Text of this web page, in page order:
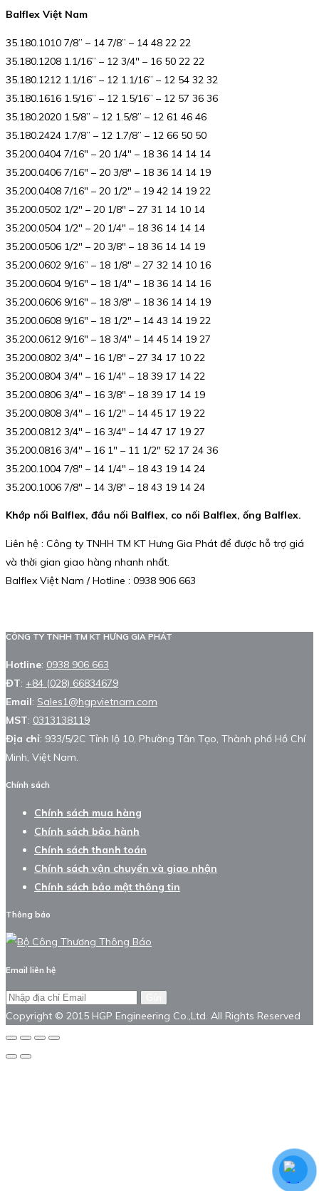
Balflex Việt Nam
35.180.1010 7/8” – 14 7/8” – 14 48 22 22
35.180.1208 1.1/16” – 12 3/4″ – 16 50 22 22
35.180.1212 1.1/16” – 12 1.1/16” – 12 54 32 32
35.180.1616 1.5/16” – 12 1.5/16” – 12 57 36 36
35.180.2020 1.5/8” – 12 1.5/8” – 12 61 46 46
35.180.2424 1.7/8” – 12 1.7/8” – 12 66 50 50
35.200.0404 7/16″ – 20 1/4″ – 18 36 14 14 14
35.200.0406 7/16″ – 20 3/8″ – 18 36 14 14 19
35.200.0408 7/16″ – 20 1/2″ – 19 42 14 19 22
35.200.0502 1/2″ – 20 1/8″ – 27 31 14 10 14
35.200.0504 1/2″ – 20 1/4″ – 18 36 14 14 14
35.200.0506 1/2″ – 20 3/8″ – 18 36 14 14 19
35.200.0602 9/16” – 18 1/8″ – 27 32 14 10 16
35.200.0604 9/16″ – 18 1/4″ – 18 36 14 14 16
35.200.0606 9/16″ – 18 3/8″ – 18 36 14 14 19
35.200.0608 9/16″ – 18 1/2″ – 14 43 14 19 22
35.200.0612 9/16″ – 18 3/4″ – 14 45 14 19 27
35.200.0802 3/4″ – 16 1/8″ – 27 34 17 10 22
35.200.0804 3/4″ – 16 1/4″ – 18 39 17 14 22
35.200.0806 3/4″ – 16 3/8″ – 18 39 17 14 19
35.200.0808 3/4″ – 16 1/2″ – 14 45 17 19 22
35.200.0812 3/4″ – 16 3/4″ – 14 47 17 19 27
35.200.0816 3/4″ – 16 1″ – 11 1/2″ 52 17 24 36
35.200.1004 7/8″ – 14 1/4″ – 18 43 19 14 24
35.200.1006 7/8″ – 14 3/8″ – 18 43 19 14 24
Khớp nối Balflex, đầu nối Balflex, co nối Balflex, ống Balflex.
Liên hệ : Công ty TNHH TM KT Hưng Gia Phát để được hỗ trợ giá
và thời gian giao hàng nhanh nhất.
Balflex Việt Nam / Hotline : 0938 906 663
CÔNG TY TNHH TM KT HƯNG GIA PHÁT
Hotline: 0938 906 663
ĐT: +84 (028) 66834679
Email: Sales1@hgpvietnam.com
MST: 0313138119
Địa chỉ: 933/5/2C Tỉnh lộ 10, Phường Tân Tạo, Thành phố Hồ Chí
Minh, Việt Nam.
Chính sách
Chính sách mua hàng
Chính sách bảo hành
Chính sách thanh toán
Chính sách vận chuyển và giao nhận
Chính sách bảo mật thông tin
Thông báo
Email liên hệ
Copyright © 2015 HGP Engineering Co.,Ltd. All Rights Reserved